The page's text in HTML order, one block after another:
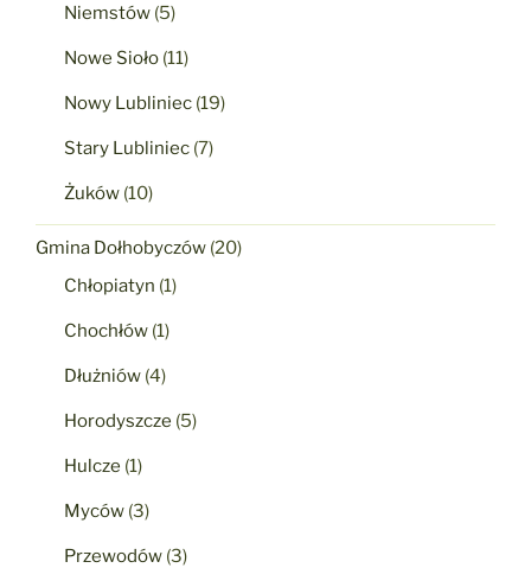
Niemstów (5)
Nowe Sioło (11)
Nowy Lubliniec (19)
Stary Lubliniec (7)
Żuków (10)
Gmina Dołhobyczów (20)
Chłopiatyn (1)
Chochłów (1)
Dłużniów (4)
Horodyszcze (5)
Hulcze (1)
Myców (3)
Przewodów (3)